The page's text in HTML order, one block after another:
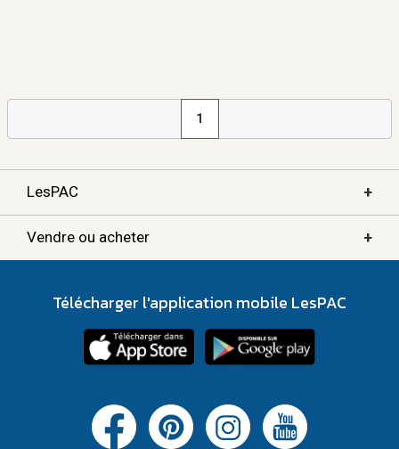
1
LesPAC +
Vendre ou acheter +
Télécharger l'application mobile LesPAC